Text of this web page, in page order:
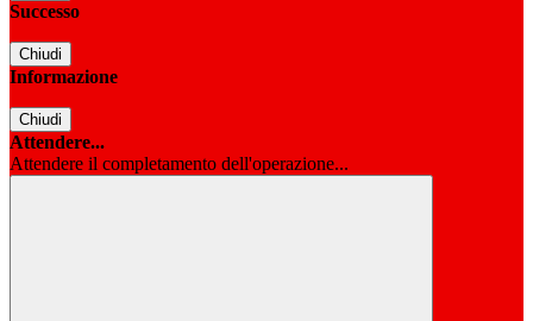
Successo
Chiudi
Informazione
Chiudi
Attendere...
Attendere il completamento dell'operazione...